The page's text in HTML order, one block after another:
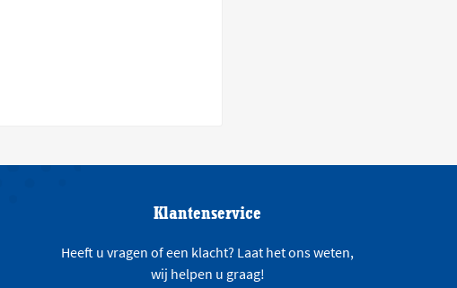
Klantenservice
Heeft u vragen of een klacht? Laat het ons weten,
wij helpen u graag!